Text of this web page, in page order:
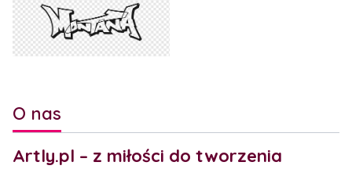
O nas
Artly.pl – z miłości do tworzenia